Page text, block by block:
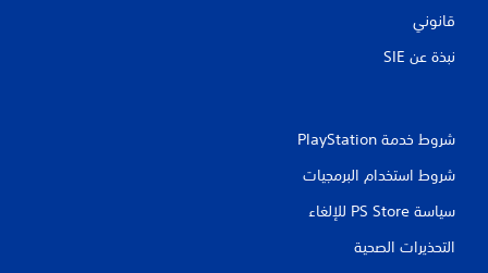
قانوني
نبذة عن SIE‏
شروط خدمة PlayStation‏
شروط استخدام البرمجيات
سياسة PS Store للإلغاء
التحذيرات الصحية